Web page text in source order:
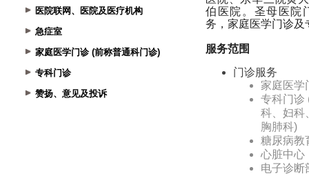
医院联网、医院及医疗机构
急症室
家庭医学门诊 (前称普通科门诊)
专科门诊
赞扬、意见及投诉